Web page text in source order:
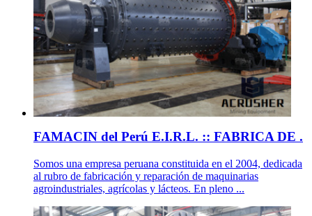
FAMACIN del Perú E.I.R.L. :: FABRICA DE .
Somos una empresa peruana constituida en el 2004, dedicada
al rubro de fabricación y reparación de maquinarias
agroindustriales, agrícolas y lácteos. En pleno ...